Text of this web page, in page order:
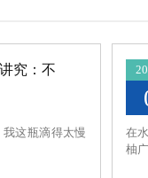
究：不
这瓶滴得太慢
在
柚